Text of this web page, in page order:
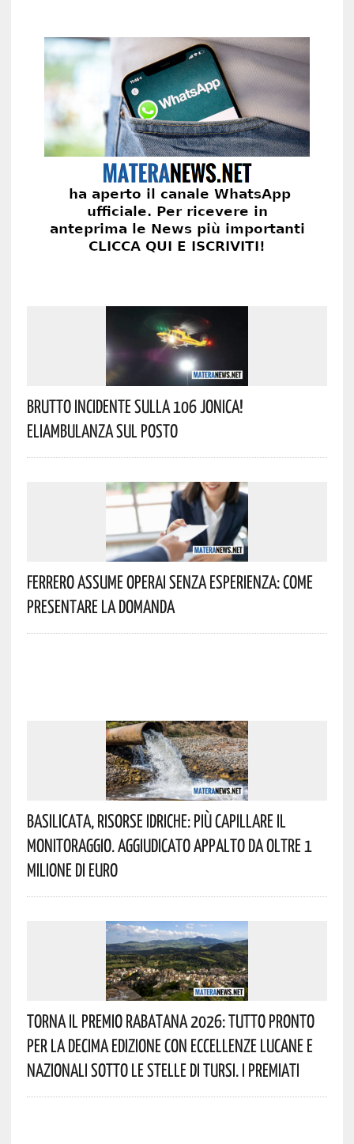
Brutto Incidente Sulla 106 Jonica!
Eliambulanza Sul Posto
Ferrero Assume Operai Senza Esperienza: Come
Presentare La Domanda
Basilicata, Risorse Idriche: Più Capillare Il
Monitoraggio. Aggiudicato Appalto Da Oltre 1
Milione Di Euro
Torna Il Premio Rabatana 2026: Tutto Pronto
Per La Decima Edizione Con Eccellenze Lucane E
Nazionali Sotto Le Stelle Di Tursi. I Premiati